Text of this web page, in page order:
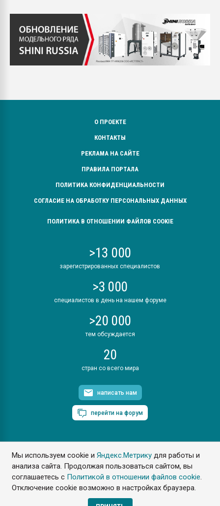
Мы используем cookie иЯндекс.Метрику для работы и
анализа сайта. Продолжая пользоваться сайтом, вы
соглашаетесь с Политикой в отношении файлов cookie.
Отключение cookie возможно в настройках браузера.
О ПРОЕКТЕ
КОНТАКТЫ
РЕКЛАМА НА САЙТЕ
ПРАВИЛА ПОРТАЛА
ПОЛИТИКА КОНФИДЕНЦИАЛЬНОСТИ
СОГЛАСИЕ НА ОБРАБОТКУ ПЕРСОНАЛЬНЫХ ДАННЫХ
ПОЛИТИКА В ОТНОШЕНИИ ФАЙЛОВ COOKIE
>13 000
зарегистрированных специалистов
>3 000
специалистов в день на нашем форуме
>20 000
тем обсуждается
20
стран со всего мира
написать нам
перейти на форум
ПластЭксперт © 2006. Все права защищены
Разрешается копирование материалов сайта с обязательной
ссылкой на www.e-plastic.ru
Разработка сайта